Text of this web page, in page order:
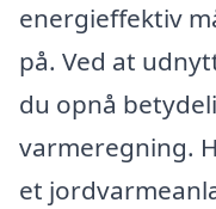
energieffektiv
på. Ved at
du opnå
varmeregning.
et